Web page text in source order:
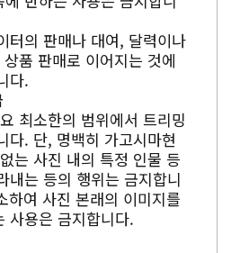
터의 판매나 대여, 달력이나
품 판매로 이어지는 것에
다.
최소한의 범위에서 트리밍
다. 단, 명백히 가고시마현
는 사진 내의 특정 인물 등
내는 등의 행위는 금지합니
하여 사진 본래의 이미지를
사용은 금지합니다.